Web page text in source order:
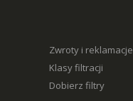
Zwroty i reklamacje
Klasy filtracji
Dobierz filtry